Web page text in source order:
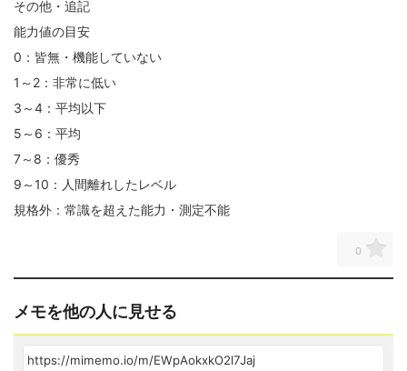
その他・追記
能力値の目安
0：皆無・機能していない
1～2：非常に低い
3～4：平均以下
5～6：平均
7～8：優秀
9～10：人間離れしたレベル
規格外：常識を超えた能力・測定不能
0
メモを他の人に見せる